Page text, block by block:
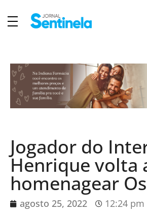
Jogador do
Henrique volta
homenagear
agosto 25, 2022 12:24 pm